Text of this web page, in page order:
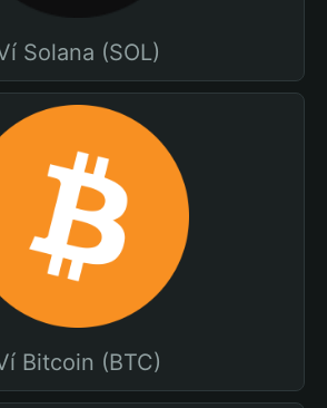
Solana (SOL)
Bitcoin (BTC)